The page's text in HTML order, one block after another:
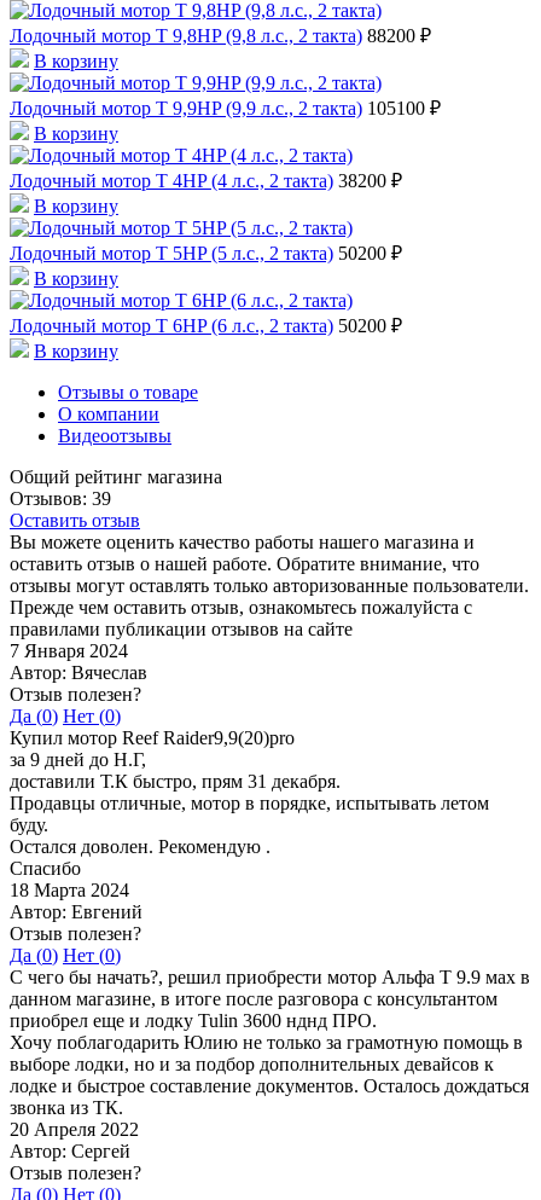
Лодочный мотор T 9,8HP (9,8 л.с., 2 такта) 88200 ₽
В корзину
Лодочный мотор T 9,9HP (9,9 л.с., 2 такта) 105100 ₽
В корзину
Лодочный мотор T 4HP (4 л.с., 2 такта) 38200 ₽
В корзину
Лодочный мотор T 5HP (5 л.с., 2 такта) 50200 ₽
В корзину
Лодочный мотор T 6HP (6 л.с., 2 такта) 50200 ₽
В корзину
Отзывы о товаре
О компании
Видеоотзывы
Общий рейтинг магазина
Отзывов: 39
Оставить отзыв
Вы можете оценить качество работы нашего магазина и
оставить отзыв о нашей работе. Обратите внимание, что
отзывы могут оставлять только авторизованные пользователи.
Прежде чем оставить отзыв, ознакомьтесь пожалуйста с
правилами публикации отзывов на сайте
7 Января 2024
Автор: Вячеслав
Отзыв полезен?
Да (0) Нет (0)
Купил мотор Reef Raider9,9(20)pro
за 9 дней до Н.Г,
доставили Т.К быстро, прям 31 декабря.
Продавцы отличные, мотор в порядке, испытывать летом
буду.
Остался доволен. Рекомендую .
Спасибо
18 Марта 2024
Автор: Евгений
Отзыв полезен?
Да (0) Нет (0)
С чего бы начать?, решил приобрести мотор Альфа Т 9.9 мах в
данном магазине, в итоге после разговора с консультантом
приобрел еще и лодку Tulin 3600 нднд ПРО.
Хочу поблагодарить Юлию не только за грамотную помощь в
выборе лодки, но и за подбор дополнительных девайсов к
лодке и быстрое составление документов. Осталось дождаться
звонка из ТК.
20 Апреля 2022
Автор: Сергей
Отзыв полезен?
Да (0) Нет (0)